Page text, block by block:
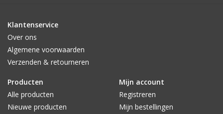
Klantenservice
Over ons
Algemene voorwaarden
Verzenden & retourneren
Producten
Alle producten
Nieuwe producten
Mijn account
Registreren
Mijn bestellingen